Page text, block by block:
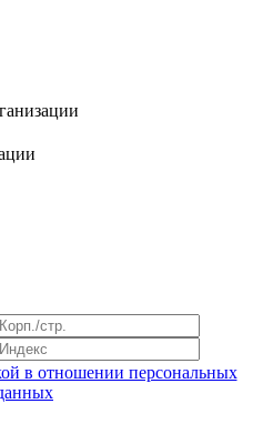
в отношении персональных